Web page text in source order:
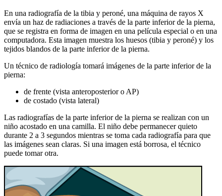
En una radiografía de la tibia y peroné, una máquina de rayos X
envía un haz de radiaciones a través de la parte inferior de la pierna,
que se registra en forma de imagen en una película especial o en una
computadora. Esta imagen muestra los huesos (tibia y peroné) y los
tejidos blandos de la parte inferior de la pierna.
Un técnico de radiología tomará imágenes de la parte inferior de la
pierna:
de frente (vista anteroposterior o AP)
de costado (vista lateral)
Las radiografías de la parte inferior de la pierna se realizan con un
niño acostado en una camilla. El niño debe permanecer quieto
durante 2 a 3 segundos mientras se toma cada radiografía para que
las imágenes sean claras. Si una imagen está borrosa, el técnico
puede tomar otra.